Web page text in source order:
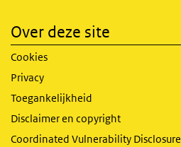
Over deze site
Cookies
Privacy
Toegankelijkheid
Disclaimer en copyright
Coordinated Vulnerability Disclosure